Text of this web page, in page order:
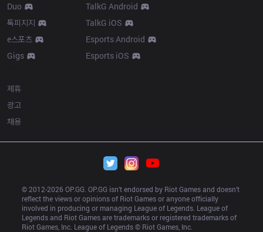
Duo
톡피지지
e스포츠
Gigs
TalkG Android
TalkG iOS
Esports Android
Esports iOS
제휴
광고
채용
© 2012-2026 OP.GG. OP.GG isn’t endorsed by Riot Games and doesn’t
reflect the views or opinions of Riot Games or anyone officially
involved in producing or managing League of Legends. League of
Legends and Riot Games are trademarks or registered trademarks of
Riot Games, Inc. League of Legends © Riot Games, Inc.